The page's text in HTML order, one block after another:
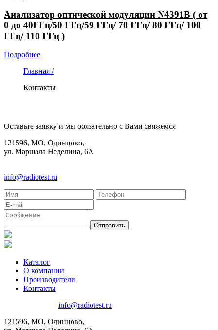
Анализатор оптической модуляции N4391B ( от
0 до 40ГГц/50 ГГц/59 ГГц/ 70 ГГц/ 80 ГГц/ 100
ГГц/ 110 ГГц )
Подробнее
Главная /
Контакты
Оставьте заявку и мы обязательно с Вами свяжемся
121596, МО, Одинцово,
ул. Маршала Неделина, 6А
info@radiotest.ru
Каталог
О компании
Производители
Контакты
info@radiotest.ru
121596, МО, Одинцово,